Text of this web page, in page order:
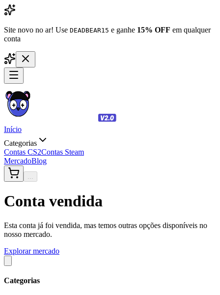
Site novo no ar! Use DEADBEAR15 e ganhe 15% OFF em qualquer
conta
Início
Categorias
Contas CS2Contas Steam
MercadoBlog
...
Conta vendida
Esta conta já foi vendida, mas temos outras opções disponíveis no
nosso mercado.
Explorar mercado
Categorias